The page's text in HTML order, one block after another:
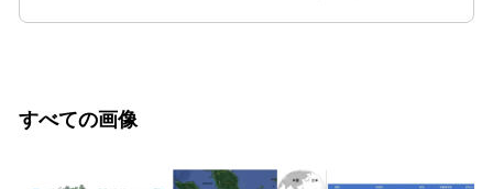
すべての画像